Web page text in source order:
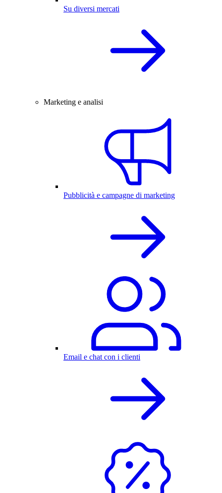
Su diversi mercati
Marketing e analisi
Pubblicità e campagne di marketing
Email e chat con i clienti